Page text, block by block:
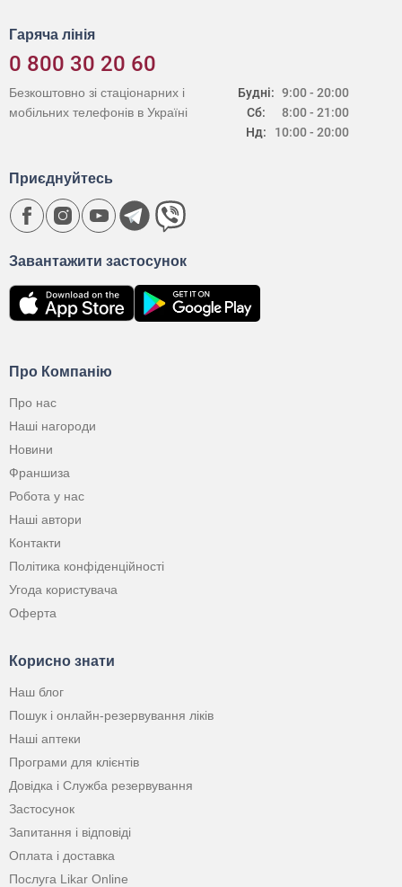
Гаряча лінія
0 800 30 20 60
Будні:
Сб:
Нд:
9:00 - 20:00
8:00 - 21:00
10:00 - 20:00
Безкоштовно зі стаціонарних і
мобільних телефонів в Україні
Про Компанію
Про нас
Наші нагороди
Новини
Франшиза
Робота у нас
Наші автори
Контакти
Політика конфіденційності
Угода користувача
Оферта
Корисно знати
Наш блог
Пошук і онлайн-резервування ліків
Наші аптеки
Програми для клієнтів
Довідка і Служба резервування
Застосунок
Запитання і відповіді
Оплата і доставка
Послуга Likar Online
Завантажити застосунок
Приєднуйтесь